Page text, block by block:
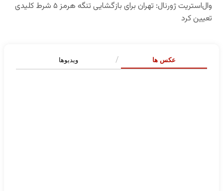
عکس ها ویدیوها